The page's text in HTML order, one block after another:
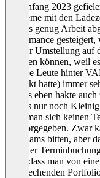
Bis Anfang 2023
Probleme mit den
hat uns genug Arbeit
Performance
vor der Umstellung auf
abgeben können, weil
und die Leute hinter
Kontakt hatte) immer
aber es eben hakte
sind es nur noch
kann man sich keinen
fest vorgegeben. Zwar
um Teams bitten, aber
Weg der
auch, dass man von
entsprechenden